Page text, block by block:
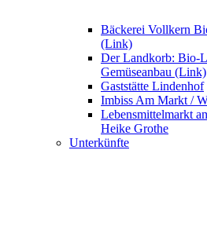
Bäckerei Vollkern
(Link)
Der Landkorb: Bio-
Gemüseanbau (Link)
Gaststätte Lindenhof
Imbiss Am Markt /
Lebensmittelmarkt
Heike Grothe
Unterkünfte